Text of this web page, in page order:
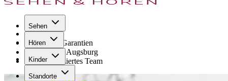
Sehen
Hören
Kinder
Standorte
Seit 1971
GRONDE Garantien
8× im Raum Augsburg
Hochqualifiziertes Team